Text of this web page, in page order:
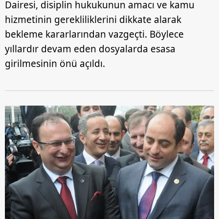
Çerezlere ilişkin tercihlerinizi aşağıda yer alan panel
vasıtasıyla belirleyebilirsiniz. Çerezlere ilişkin detaylı bilgi
Çerez Bilgilendirme
Metnimiziziyaret edebilirsiniz.
hazırlanmış Aydınlatma Metnimizi okumak ve sitemizde
almak için lütfentıklayınız.
Dairesi, disiplin hukukunun amacı ve kamu
hizmetinin gerekliliklerini dikkate alarak
bekleme kararlarından vazgeçti. Böylece
yıllardır devam eden dosyalarda esasa
girilmesinin önü açıldı.